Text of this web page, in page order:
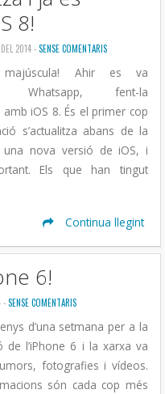
8!
2014 -SENSE COMENTARIS
majúscula! Ahir es va
Whatsapp, fent-la
iOS 8. És el primer cop
s’actualitza abans de la
una nova versió de iOS, i
Els que han tingut
Continua llegint
6!
-SENSE COMENTARIS
d’una setmana per a la
de l’iPhone 6 i la xarxa va
fotografies i vídeos.
són cada cop més